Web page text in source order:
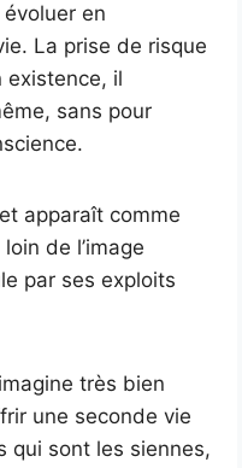
en
La prise de risque
il
sans pour
apparaît comme
de l’image
par ses exploits
très bien
une seconde vie
qui sont les siennes,